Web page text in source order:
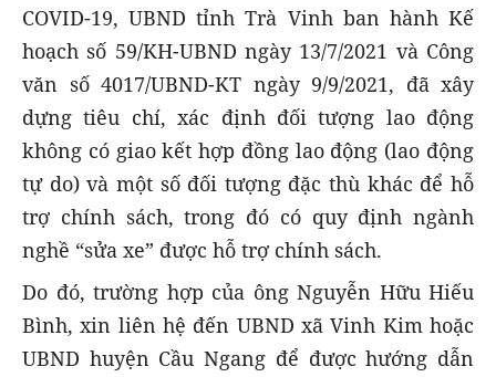
COVID-19, UBND tỉnh Trà Vinh ban hành Kế
hoạch số 59/KH-UBND ngày 13/7/2021 và Công
văn số 4017/UBND-KT ngày 9/9/2021, đã xây
dựng tiêu chí, xác định đối tượng lao động
không có giao kết hợp đồng lao động (lao động
tự do) và một số đối tượng đặc thù khác để hỗ
trợ chính sách, trong đó có quy định ngành
nghề “sửa xe” được hỗ trợ chính sách.
Do đó, trường hợp của ông Nguyễn Hữu Hiếu
Bình, xin liên hệ đến UBND xã Vinh Kim hoặc
UBND huyện Cầu Ngang để được hướng dẫn